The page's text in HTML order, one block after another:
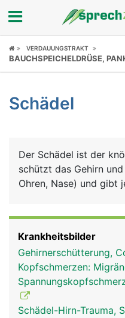
Fokus
Symptome
News
Rubriken
VERDAUUNGSTRAKT
BAUCHSPEICHELDRÜSE,
Schädel
Der Schädel ist der
schützt das Gehirn
Ohren, Nase) und gibt
Keilbein sowie in den
grossen Knochen, dem
und weiteren kleinen
Nasenbein unterteilt
Krankheitsbilder
Gehirnerschütterung,
Kopfschmerzen:
Schädel-Hirn-Trauma,